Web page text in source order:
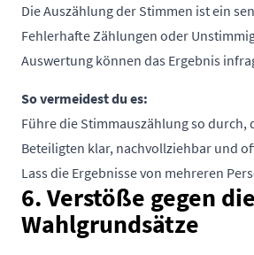
Die Auszählung der Stimmen ist ein
Fehlerhafte Zählungen oder
Auswertung können das Ergebnis
So vermeidest du es:
Führe die Stimmauszählung so durch,
Beteiligten klar, nachvollziehbar und
Lass die Ergebnisse von mehreren
6. Verstöße gegen die
Wahlgrundsätze